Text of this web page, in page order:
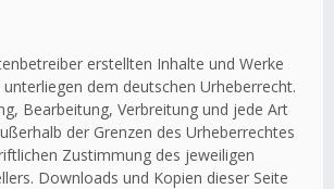
erstellten Inhalte und Werke
dem deutschen Urheberrecht.
Bearbeitung, Verbreitung und jede Art
der Grenzen des Urheberrechtes
Zustimmung des jeweiligen
Downloads und Kopien dieser Seite